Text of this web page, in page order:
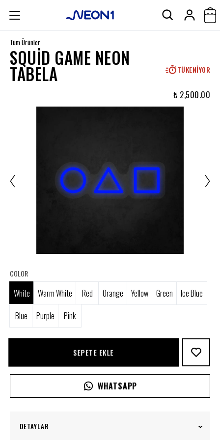
Tüm Ürünler
SQUID GAME NEON
TABELA TÜKENIYOR
₺ 2,500.00
COLOR
White Warm White Red Orange Yellow Green
Ice Blue
Blue
Purple Pink
SEPETE EKLE
WHATSAPP
DETAYLAR